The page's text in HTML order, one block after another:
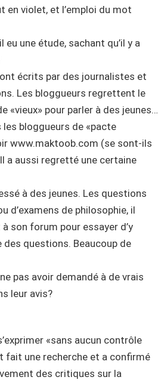
en violet, et l’emploi du mot
une étude, sachant qu’il y a
écrits par des journalistes et
Les bloggueurs regrettent le
«vieux» pour parler à des jeunes…
les bloggueurs de «pacte
www.maktoob.com (se sont-ils
a aussi regretté une certaine
à des jeunes. Les questions
d’examens de philosophie, il
son forum pour essayer d’y
questions. Beaucoup de
pas avoir demandé à de vrais
leur avis?
«sans aucun contrôle
fait une recherche et a confirmé
des critiques sur la